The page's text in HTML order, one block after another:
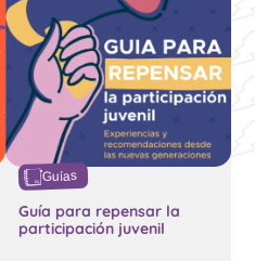
Guías
Guía para repensar la
participación juvenil